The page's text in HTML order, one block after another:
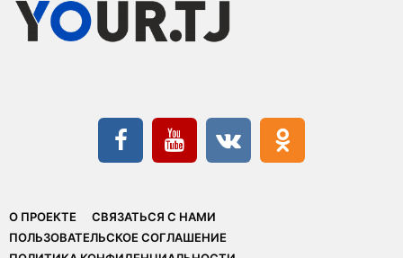
О ПРОЕКТЕ
СВЯЗАТЬСЯ С НАМИ
ПОЛЬЗОВАТЕЛЬСКОЕ СОГЛАШЕНИЕ